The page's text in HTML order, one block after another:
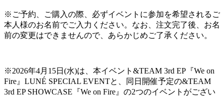
※ご予約、ご購入の際、必ずイベントに参加を希望されるご
本人様のお名前でご入力ください。なお、注文完了後、お名
前の変更はできませんので、あらかじめご了承ください。
※2026年4月15日(水)は、本イベント&TEAM 3rd EP『We on
Fire』LUNÉ SPECIAL EVENTと、同日開催予定の&TEAM
3rd EP SHOWCASE『We on Fire』の2つのイベントがござい